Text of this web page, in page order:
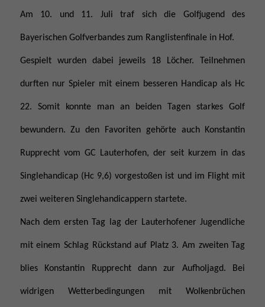
Am 10. und 11. Juli traf sich die Golfjugend des
Bayerischen Golfverbandes zum Ranglistenfinale in Hof.
Gespielt wurden dabei jeweils 18 Löcher. Teilnehmen
durften nur Spieler mit einem besseren Handicap als Hc
22. Somit konnte man an beiden Tagen starkes Golf
bewundern. Zu den Favoriten gehörte auch Konstantin
Rupprecht vom GC Lauterhofen, der seit kurzem in das
Singlehandicap (Hc 9,6) vorgestoßen ist und im Flight mit
zwei weiteren Singlehandicappern startete.
Nach dem ersten Tag lag der Lauterhofener Jugendliche
mit einem Schlag Rückstand auf Platz 3. Am zweiten Tag
blies Konstantin Rupprecht dann zur Aufholjagd. Bei
widrigen Wetterbedingungen mit Wolkenbrüchen